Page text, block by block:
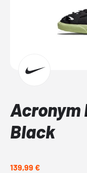
Acronym
Black
139,99 €